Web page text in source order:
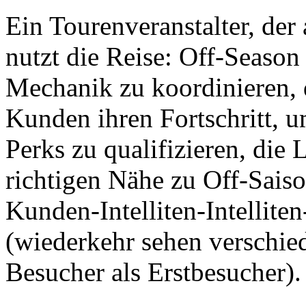
Ein Tourenveranstalter,
nutzt die Reise: Off-
Mechanik zu koordinieren,
Kunden ihren Fortschritt,
Perks zu qualifizieren, die
richtigen Nähe zu Off-
Kunden-Intelliten-
(wiederkehr sehen
Besucher als Erstbesucher).